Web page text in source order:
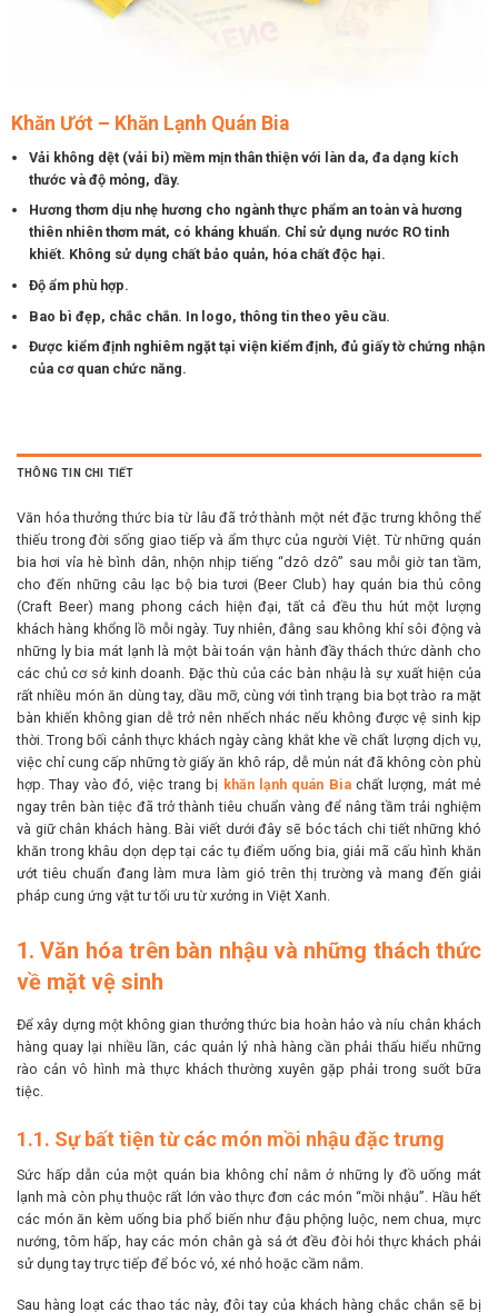
Khăn Ướt – Khăn Lạnh Quán Bia
Vải không dệt (vải bi) mềm mịn thân thiện với làn da, đa dạng kích
thước và độ mỏng, dầy.
Hương thơm dịu nhẹ hương cho ngành thực phẩm an toàn và hương
thiên nhiên thơm mát, có kháng khuẩn. Chỉ sử dụng nước RO tinh
khiết. Không sử dụng chất bảo quản, hóa chất độc hại.
Độ ẩm phù hợp.
Bao bì đẹp, chắc chắn. In logo, thông tin theo yêu cầu.
Được kiểm định nghiêm ngặt tại viện kiểm định, đủ giấy tờ chứng nhận
của cơ quan chức năng.
THÔNG TIN CHI TIẾT
Văn hóa thưởng thức bia từ lâu đã trở thành một nét đặc trưng không thể
thiếu trong đời sống giao tiếp và ẩm thực của người Việt. Từ những quán
bia hơi vỉa hè bình dân, nhộn nhịp tiếng “dzô dzô” sau mỗi giờ tan tầm,
cho đến những câu lạc bộ bia tươi (Beer Club) hay quán bia thủ công
(Craft Beer) mang phong cách hiện đại, tất cả đều thu hút một lượng
khách hàng khổng lồ mỗi ngày. Tuy nhiên, đằng sau không khí sôi động và
những ly bia mát lạnh là một bài toán vận hành đầy thách thức dành cho
các chủ cơ sở kinh doanh. Đặc thù của các bàn nhậu là sự xuất hiện của
rất nhiều món ăn dùng tay, dầu mỡ, cùng với tình trạng bia bọt trào ra mặt
bàn khiến không gian dễ trở nên nhếch nhác nếu không được vệ sinh kịp
thời. Trong bối cảnh thực khách ngày càng khắt khe về chất lượng dịch vụ,
việc chỉ cung cấp những tờ giấy ăn khô ráp, dễ mủn nát đã không còn phù
hợp. Thay vào đó, việc trang bị khăn lạnh quán Biachất lượng, mát mẻ
ngay trên bàn tiệc đã trở thành tiêu chuẩn vàng để nâng tầm trải nghiệm
và giữ chân khách hàng. Bài viết dưới đây sẽ bóc tách chi tiết những khó
khăn trong khâu dọn dẹp tại các tụ điểm uống bia, giải mã cấu hình khăn
ướt tiêu chuẩn đang làm mưa làm gió trên thị trường và mang đến giải
pháp cung ứng vật tư tối ưu từ xưởng in Việt Xanh.
1. Văn hóa trên bàn nhậu và những thách thức
về mặt vệ sinh
Để xây dựng một không gian thưởng thức bia hoàn hảo và níu chân khách
hàng quay lại nhiều lần, các quản lý nhà hàng cần phải thấu hiểu những
rào cản vô hình mà thực khách thường xuyên gặp phải trong suốt bữa
tiệc.
1.1. Sự bất tiện từ các món mồi nhậu đặc trưng
Sức hấp dẫn của một quán bia không chỉ nằm ở những ly đồ uống mát
lạnh mà còn phụ thuộc rất lớn vào thực đơn các món “mồi nhậu”. Hầu hết
các món ăn kèm uống bia phổ biến như đậu phộng luộc, nem chua, mực
nướng, tôm hấp, hay các món chân gà sả ớt đều đòi hỏi thực khách phải
sử dụng tay trực tiếp để bóc vỏ, xé nhỏ hoặc cầm nắm.
Sau hàng loạt các thao tác này, đôi tay của khách hàng chắc chắn sẽ bị